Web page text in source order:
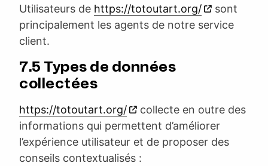
Utilisateurs de https://totoutart.org/
sont
principalement les agents de notre service
client.
7.5 Types de données
collectées
https://totoutart.org/
collecte en outre des
informations qui permettent d’améliorer
l’expérience utilisateur et de proposer des
conseils contextualisés :